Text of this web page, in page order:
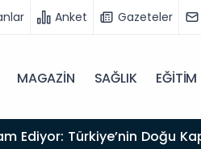
Anket Gazeteler
MAGAZİN SAĞLIK EĞİTİM